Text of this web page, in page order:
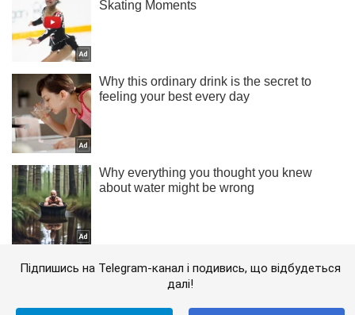
Підпишись на Telegram-канал і подивись, що відбудеться
далі!